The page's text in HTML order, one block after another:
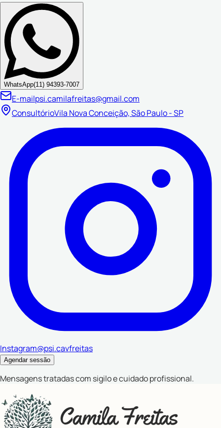
WhatsApp(11) 94393-7007
E-mailpsi.camilafreitas@gmail.com
ConsultórioVila Nova Conceição, São Paulo - SP
Instagram@psi.cavfreitas
Agendar sessão
Mensagens tratadas com sigilo e cuidado profissional.